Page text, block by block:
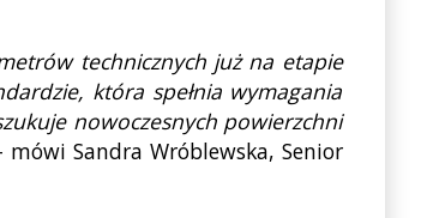
technicznych już na etapie
która spełnia wymagania
nowoczesnych powierzchni
mówi Sandra Wróblewska, Senior